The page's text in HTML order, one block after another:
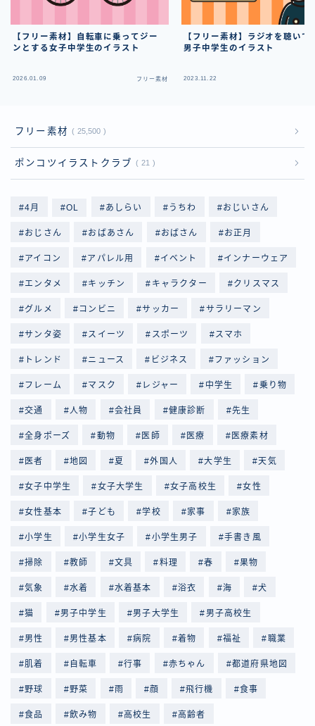
Follow Me
【フリー素材】自転車に乗ってジー
ンとする女子中学生のイラスト
2026.01.09 フリー素材
【フリー素材】ラジオを聴いて
男子中学生のイラスト
2023.11.22
フリー素材 25,500
ポンコツイラストクラブ 21
4月 OL あしらい うちわ おじいさん
おじさん おばあさん おばさん お正月
アイコン アパレル用 イベント インナーウェア
エンタメ キッチン キャラクター クリスマス
グルメ コンビニ サッカー サラリーマン
サンタ姿 スイーツ スポーツ スマホ
トレンド ニュース ビジネス ファッション
フレーム マスク レジャー 中学生 乗り物
交通 人物 会社員 健康診断 先生
全身ポーズ 動物 医師 医療 医療素材
医者 地図 夏 外国人 大学生 天気
女子中学生 女子大学生 女子高校生 女性
女性基本 子ども 学校 家事 家族
小学生 小学生女子 小学生男子 手書き風
掃除 教師 文具 料理 春 果物
気象 水着 水着基本 浴衣 海 犬
猫 男子中学生 男子大学生 男子高校生
男性 男性基本 病院 着物 福祉 職業
肌着 自転車 行事 赤ちゃん 都道府県地図
野球 野菜 雨 顔 飛行機 食事
食品 飲み物 高校生 高齢者